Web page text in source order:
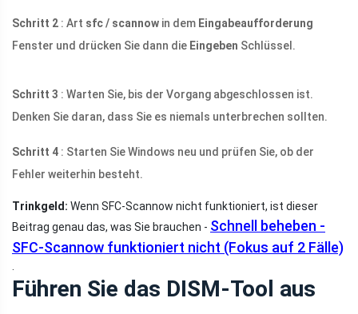
Schritt 2 : Art sfc / scannow in dem Eingabeaufforderung
Fenster und drücken Sie dann die Eingeben Schlüssel.
Schritt 3 : Warten Sie, bis der Vorgang abgeschlossen ist.
Denken Sie daran, dass Sie es niemals unterbrechen sollten.
Schritt 4 : Starten Sie Windows neu und prüfen Sie, ob der
Fehler weiterhin besteht.
Trinkgeld: Wenn SFC-Scannow nicht funktioniert, ist dieser
Beitrag genau das, was Sie brauchen - Schnell beheben -
SFC-Scannow funktioniert nicht (Fokus auf 2 Fälle)
Führen Sie das DISM-Tool aus